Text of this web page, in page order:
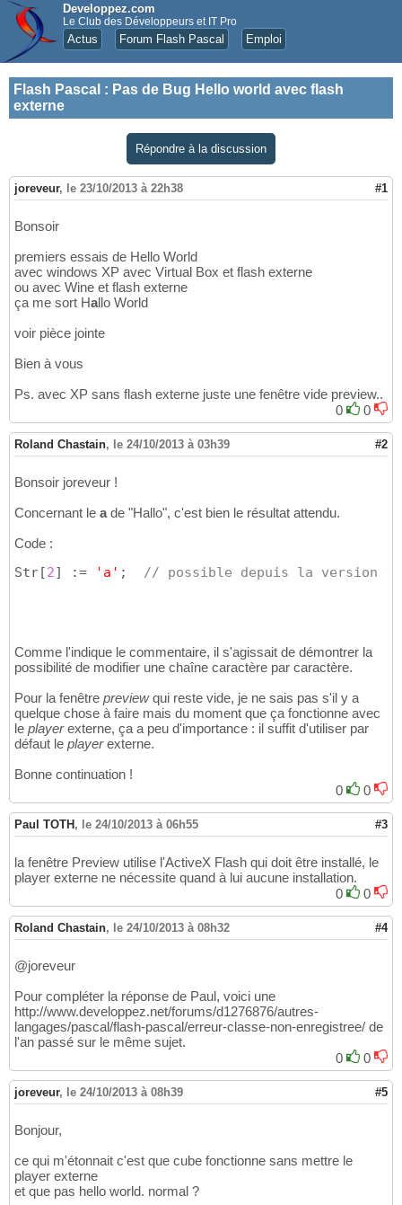
Developpez.com
Le Club des Développeurs et IT Pro
Actus Forum Flash Pascal Emploi
Flash Pascal : Pas de Bug Hello world avec flash
externe
Répondre à la discussion
joreveur, le 23/10/2013 à 22h38 #1
Bonsoir
premiers essais de Hello World
avec windows XP avec Virtual Box et flash externe
ou avec Wine et flash externe
ça me sort Hallo World
voir pièce jointe
Bien à vous
Ps. avec XP sans flash externe juste une fenêtre vide preview..
0
0
Roland Chastain, le 24/10/2013 à 03h39 #2
Bonsoir joreveur !
Concernant le ade "Hallo", c'est bien le résultat attendu.
Code :
Str [2] := 'a' ; // possible depuis la version
Comme l'indique le commentaire, il s'agissait de démontrer la
possibilité de modifier une chaîne caractère par caractère.
Pour la fenêtre previewqui reste vide, je ne sais pas s'il y a
quelque chose à faire mais du moment que ça fonctionne avec
le playerexterne, ça a peu d'importance : il suffit d'utiliser par
défaut le playerexterne.
Bonne continuation !
0
0
Paul TOTH , le 24/10/2013 à 06h55 #3
la fenêtre Preview utilise l'ActiveX Flash qui doit être installé, le
player externe ne nécessite quand à lui aucune installation.
0
0
Roland Chastain, le 24/10/2013 à 08h32 #4
@joreveur
Pour compléter la réponse de Paul, voici une
http://www.developpez.net/forums/d1276876/autres-
langages/pascal/flash-pascal/erreur-classe-non-enregistree/ de
l'an passé sur le même sujet.
0
0
joreveur, le 24/10/2013 à 08h39 #5
Bonjour,
ce qui m'étonnait c'est que cube fonctionne sans mettre le
player externe
et que pas hello world. normal ?